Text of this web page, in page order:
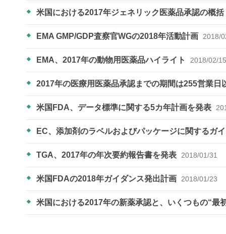
米国における2017年ジェネリック医薬品承認の概括
EMA GMP/GDP査察官WGの2018年活動計画 2018/
EMA、2017年の動物用医薬品ハイライト 2018/02/15
2017年の医療用医薬品承認までの期間は255営業日
米国FDA、データ標準に関する5カ年計画を発表
EC、添加剤のラベルおよびパッケージに関するガ
TGA、2017年の年次要約報告書を発表 2018/01/31
米国FDAの2018年ガイダンス発出計画 2018/01/23
米国における2017年の新薬承認と、いくつもの“最